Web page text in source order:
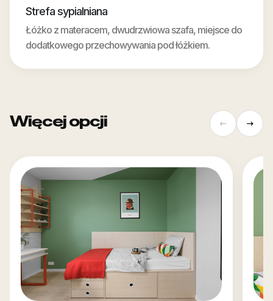
Strefa sypialniana
Łóżko z materacem, dwudrzwiowa szafa, miejsce do
dodatkowego przechowywania pod łóżkiem.
Więcej opcji